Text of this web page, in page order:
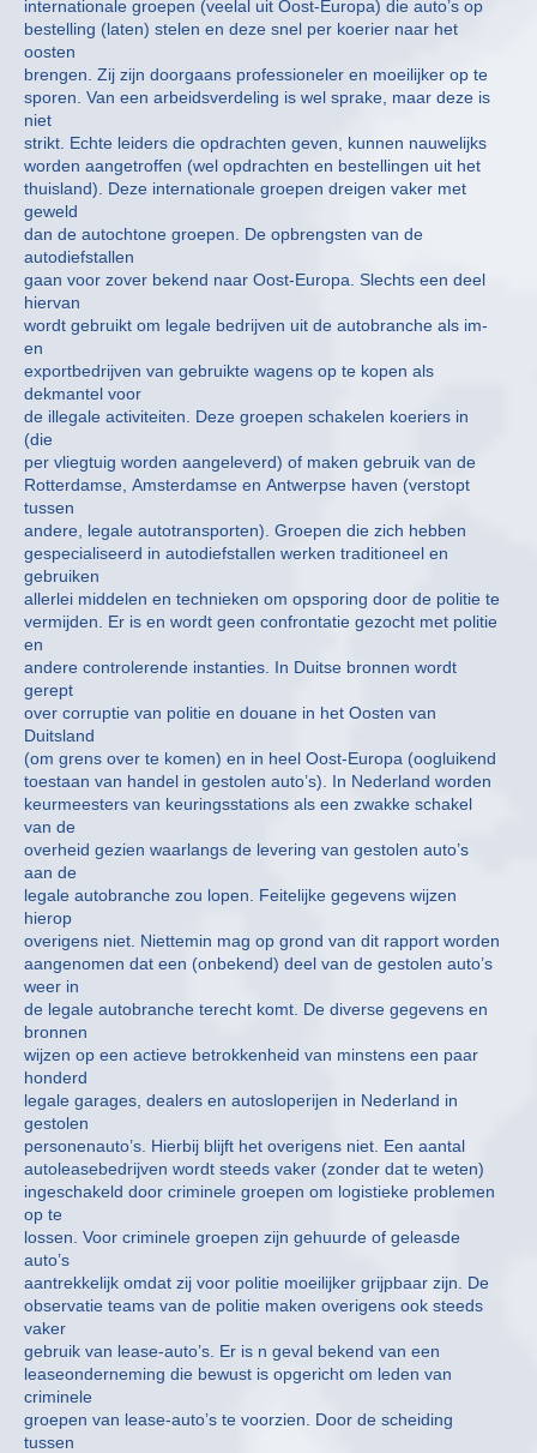
internationale groepen (veelal uit Oost-Europa) die auto’s op
bestelling (laten) stelen en deze snel per koerier naar het
oosten
brengen. Zij zijn doorgaans professioneler en moeilijker op te
sporen. Van een arbeidsverdeling is wel sprake, maar deze is
niet
strikt. Echte leiders die opdrachten geven, kunnen nauwelijks
worden aangetroffen (wel opdrachten en bestellingen uit het
thuisland). Deze internationale groepen dreigen vaker met
geweld
dan de autochtone groepen. De opbrengsten van de
autodiefstallen
gaan voor zover bekend naar Oost-Europa. Slechts een deel
hiervan
wordt gebruikt om legale bedrijven uit de autobranche als im-
en
exportbedrijven van gebruikte wagens op te kopen als
dekmantel voor
de illegale activiteiten. Deze groepen schakelen koeriers in
(die
per vliegtuig worden aangeleverd) of maken gebruik van de
Rotterdamse, Amsterdamse en Antwerpse haven (verstopt
tussen
andere, legale autotransporten). Groepen die zich hebben
gespecialiseerd in autodiefstallen werken traditioneel en
gebruiken
allerlei middelen en technieken om opsporing door de politie te
vermijden. Er is en wordt geen confrontatie gezocht met politie
en
andere controlerende instanties. In Duitse bronnen wordt
gerept
over corruptie van politie en douane in het Oosten van
Duitsland
(om grens over te komen) en in heel Oost-Europa (oogluikend
toestaan van handel in gestolen auto’s). In Nederland worden
keurmeesters van keuringsstations als een zwakke schakel
van de
overheid gezien waarlangs de levering van gestolen auto’s
aan de
legale autobranche zou lopen. Feitelijke gegevens wijzen
hierop
overigens niet. Niettemin mag op grond van dit rapport worden
aangenomen dat een (onbekend) deel van de gestolen auto’s
weer in
de legale autobranche terecht komt. De diverse gegevens en
bronnen
wijzen op een actieve betrokkenheid van minstens een paar
honderd
legale garages, dealers en autosloperijen in Nederland in
gestolen
personenauto’s. Hierbij blijft het overigens niet. Een aantal
autoleasebedrijven wordt steeds vaker (zonder dat te weten)
ingeschakeld door criminele groepen om logistieke problemen
op te
lossen. Voor criminele groepen zijn gehuurde of geleasde
auto’s
aantrekkelijk omdat zij voor politie moeilijker grijpbaar zijn. De
observatie teams van de politie maken overigens ook steeds
vaker
gebruik van lease-auto’s. Er is n geval bekend van een
leaseonderneming die bewust is opgericht om leden van
criminele
groepen van lease-auto’s te voorzien. Door de scheiding
tussen